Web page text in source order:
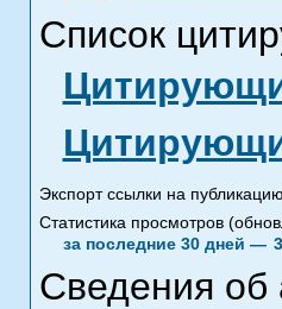
Список
Экспорт ссылки на
Статистика просмотров
за последние 30 дней —
Сведения об